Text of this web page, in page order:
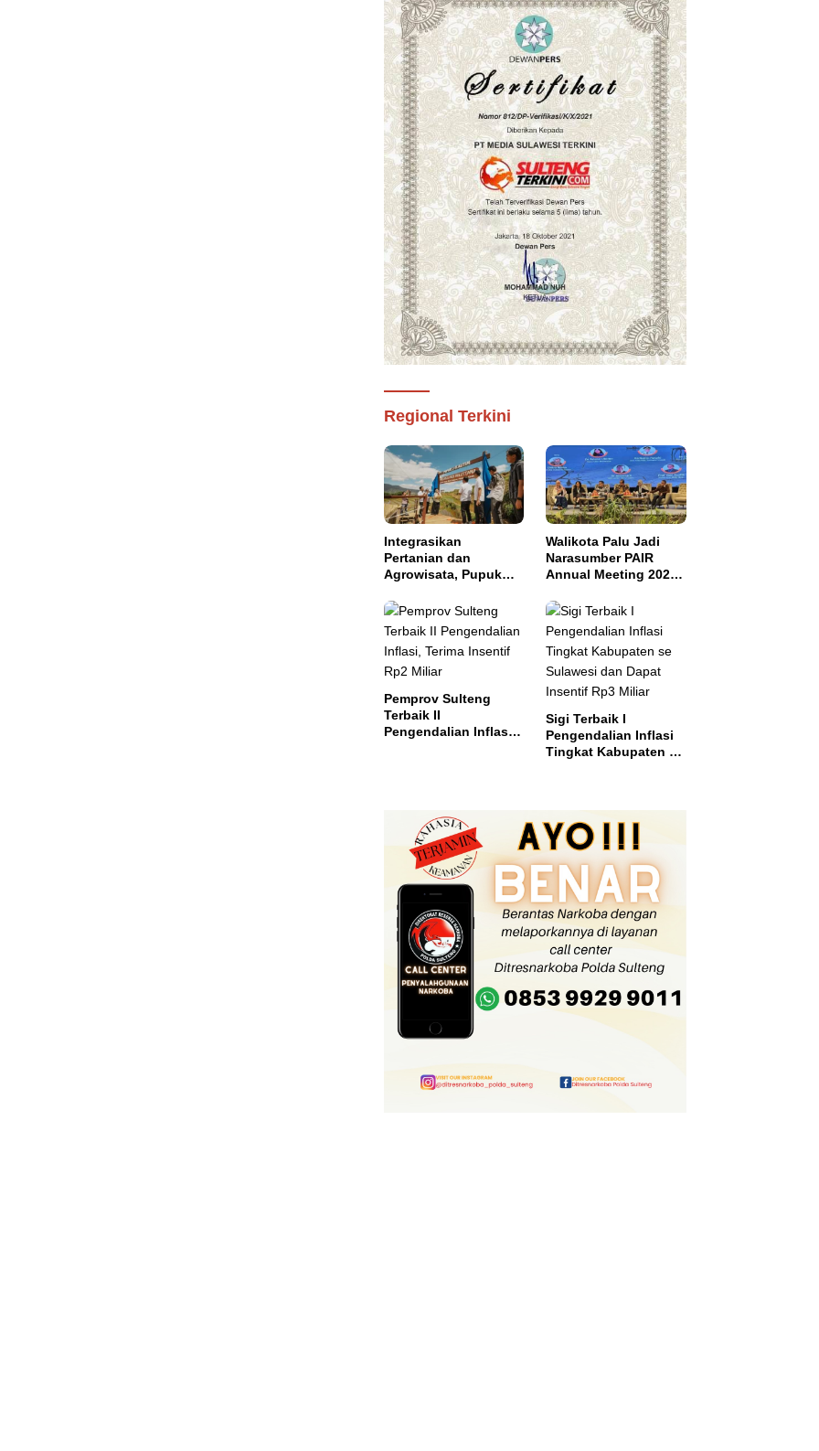
Regional Terkini
Integrasikan
Pertanian dan
Agrowisata, Pupuk
Kampung Sawah
Abadi di Bulutana
Sulsel
Walikota Palu Jadi
Narasumber PAIR
Annual Meeting 2026
Pemprov Sulteng
Terbaik II
Pengendalian Inflasi,
Sigi Terbaik I
Pengendalian Inflasi
Tingkat Kabupaten se